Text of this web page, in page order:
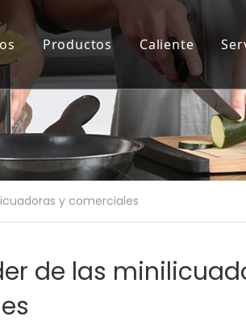
Productos Caliente
y comerciales
de las